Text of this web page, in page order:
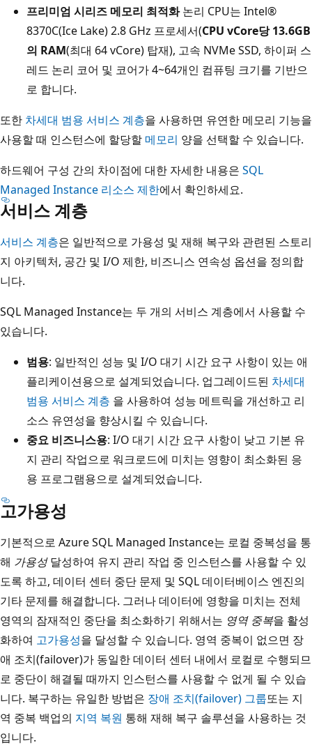
프리미엄 시리즈 메모리 최적화논리 CPU는 Intel®
8370C(Ice Lake) 2.8 GHz 프로세서(CPU vCore당 13.6GB
의 RAM(최대 64 vCore) 탑재), 고속 NVMe SSD, 하이퍼 스
레드 논리 코어 및 코어가 4~64개인 컴퓨팅 크기를 기반으
로 합니다.
또한 차세대 범용 서비스 계층을 사용하면 유연한 메모리 기능을
사용할 때 인스턴스에 할당할 메모리 양을 선택할 수 있습니다.
하드웨어 구성 간의 차이점에 대한 자세한 내용은 SQL
Managed Instance 리소스 제한에서 확인하세요.
서비스 계층
서비스 계층은 일반적으로 가용성 및 재해 복구와 관련된 스토리
지 아키텍처, 공간 및 I/O 제한, 비즈니스 연속성 옵션을 정의합
니다.
SQL Managed Instance는 두 개의 서비스 계층에서 사용할 수
있습니다.
범용: 일반적인 성능 및 I/O 대기 시간 요구 사항이 있는 애
플리케이션용으로 설계되었습니다. 업그레이드된 차세대
범용 서비스 계층 을 사용하여 성능 메트릭을 개선하고 리
소스 유연성을 향상시킬 수 있습니다.
중요 비즈니스용: I/O 대기 시간 요구 사항이 낮고 기본 유
지 관리 작업으로 워크로드에 미치는 영향이 최소화된 응
용 프로그램용으로 설계되었습니다.
고가용성
기본적으로 Azure SQL Managed Instance는 로컬 중복성을 통
해 가용성달성하여 유지 관리 작업 중 인스턴스를 사용할 수 있
도록 하고, 데이터 센터 중단 문제 및 SQL 데이터베이스 엔진의
기타 문제를 해결합니다. 그러나 데이터에 영향을 미치는 전체
영역의 잠재적인 중단을 최소화하기 위해서는 영역 중복을 활성
화하여 고가용성을 달성할 수 있습니다. 영역 중복이 없으면 장
애 조치(failover)가 동일한 데이터 센터 내에서 로컬로 수행되므
로 중단이 해결될 때까지 인스턴스를 사용할 수 없게 될 수 있습
니다. 복구하는 유일한 방법은 장애 조치(failover) 그룹또는 지
역 중복 백업의 지역 복원 통해 재해 복구 솔루션을 사용하는 것
입니다.